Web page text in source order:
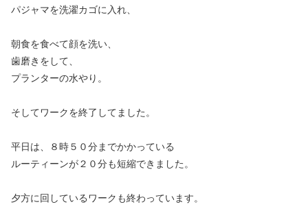
パジャマを洗濯カゴに入れ、
朝食を食べて顔を洗い、
歯磨きをして、
プランターの水やり。
そしてワークを終了してました。
平日は、８時５０分までかかっている
ルーティーンが２０分も短縮できました。
夕方に回しているワークも終わっています。